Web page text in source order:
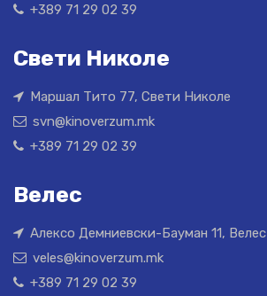
+389 71 29 02 39
Свети Николе
Маршал Тито 77, Свети Николе
svn@kinoverzum.mk
+389 71 29 02 39
Велес
Алексо Демниевски-Бауман 11, Велес
veles@kinoverzum.mk
+389 71 29 02 39